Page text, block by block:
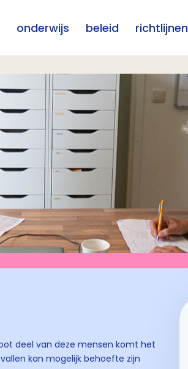
onderwijs beleid richtlijnen
deel van deze mensen komt het
kan mogelijk behoefte zijn